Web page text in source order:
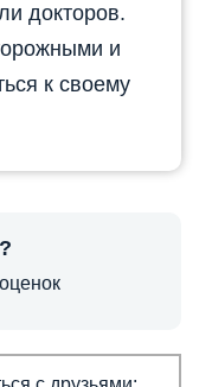
докторов.
и
к своему